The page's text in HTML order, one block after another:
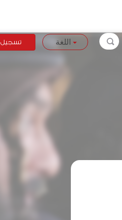
اللغة تسجيل